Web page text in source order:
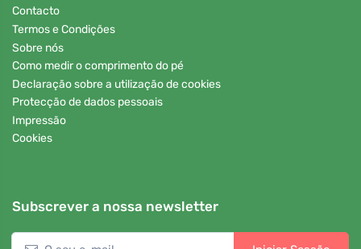
Contacto
Termos e Condições
Sobre nós
Como medir o comprimento do pé
Declaração sobre a utilização de cookies
Protecção de dados pessoais
Impressão
Cookies
Subscrever a nossa newsletter